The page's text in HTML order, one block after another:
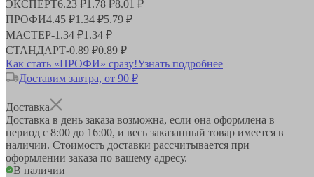
ЭКСПЕРТ6.23 ₽1.78 ₽8.01 ₽
ПРОФИ4.45 ₽1.34 ₽5.79 ₽
МАСТЕР-1.34 ₽1.34 ₽
СТАНДАРТ-0.89 ₽0.89 ₽
Как стать «ПРОФИ» сразу!Узнать подробнее
Доставим завтра, от 90 ₽
Доставка
Доставка в день заказа возможна, если она оформлена в
период с 8:00 до 16:00, и весь заказанный товар имеется в
наличии. Стоимость доставки рассчитывается при
оформлении заказа по вашему адресу.
В наличии